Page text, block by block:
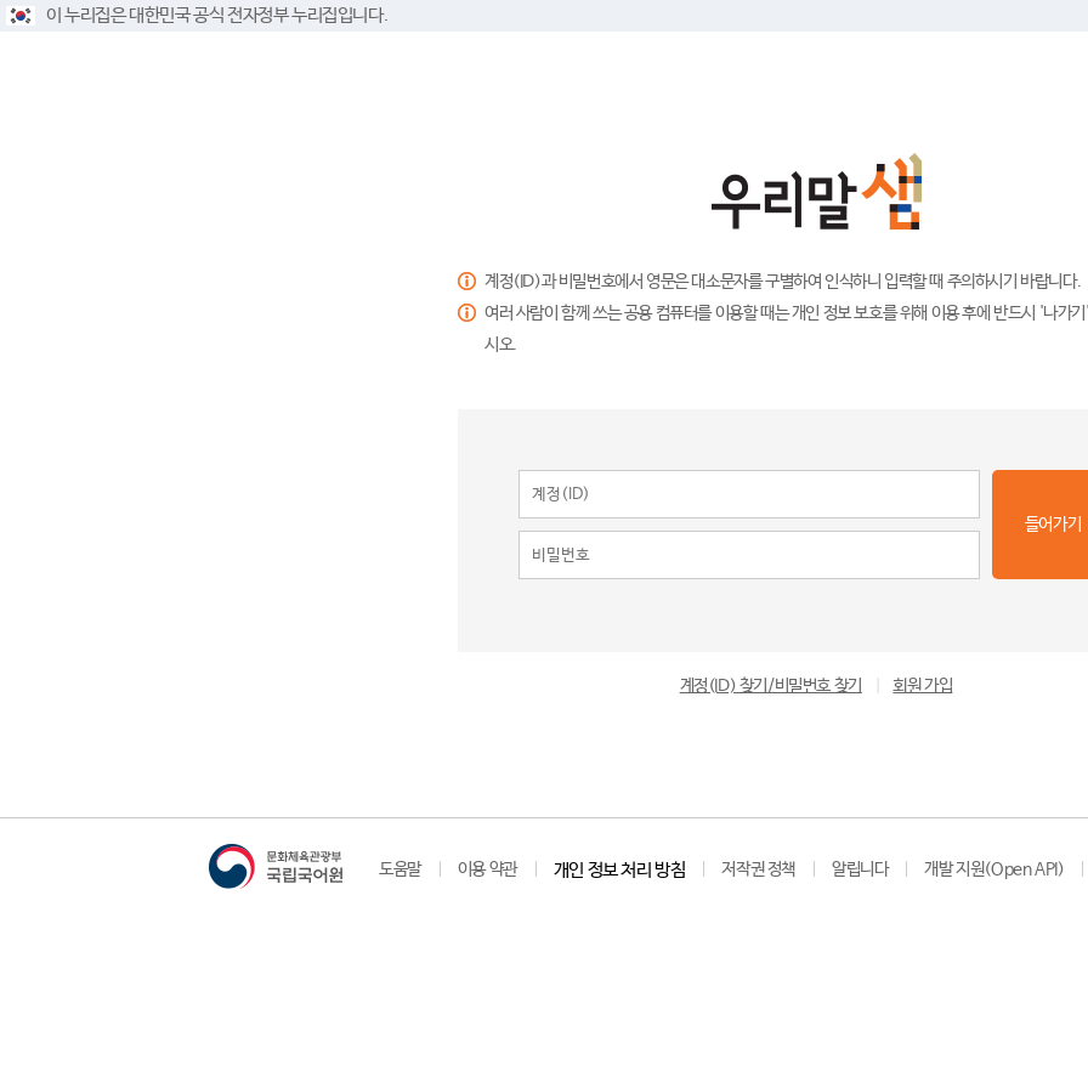
이 누리집은 대한민국 공식 전자정부 누리집입니다.
계정(ID)과 비밀번호에서 영문은 대소문자를 구별하여 인식하니 입력할 때 주의하시기 바랍니다.
여러 사람이 함께 쓰는 공용 컴퓨터를 이용할 때는 개인 정보 보호를 위해 이용 후에 반드시 '나가
시오.
들어가기
계정(ID) 찾기/비밀번호 찾기 회원 가입
도움말 이용 약관 개인 정보 처리 방침 저작권 정책 알립니다 개발 지원(Open API)